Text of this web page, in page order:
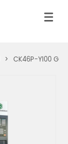
> CK46P-Y100